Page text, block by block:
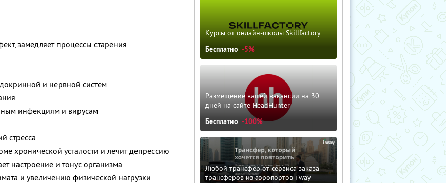
замедляет процессы старения
и нервной систем
инфекциям и вирусам
стресса
хронической усталости и лечит депрессию
настроение и тонус организма
и увеличению физической нагрузки
Курсы от онлайн-школы Skillfactory
Бесплатно -5%
Размещение вашей вакансии на 30
дней на сайте HeadHunter
Бесплатно -100%
Любой трансфер от сервиса заказа
трансферов из аэропортов i'way